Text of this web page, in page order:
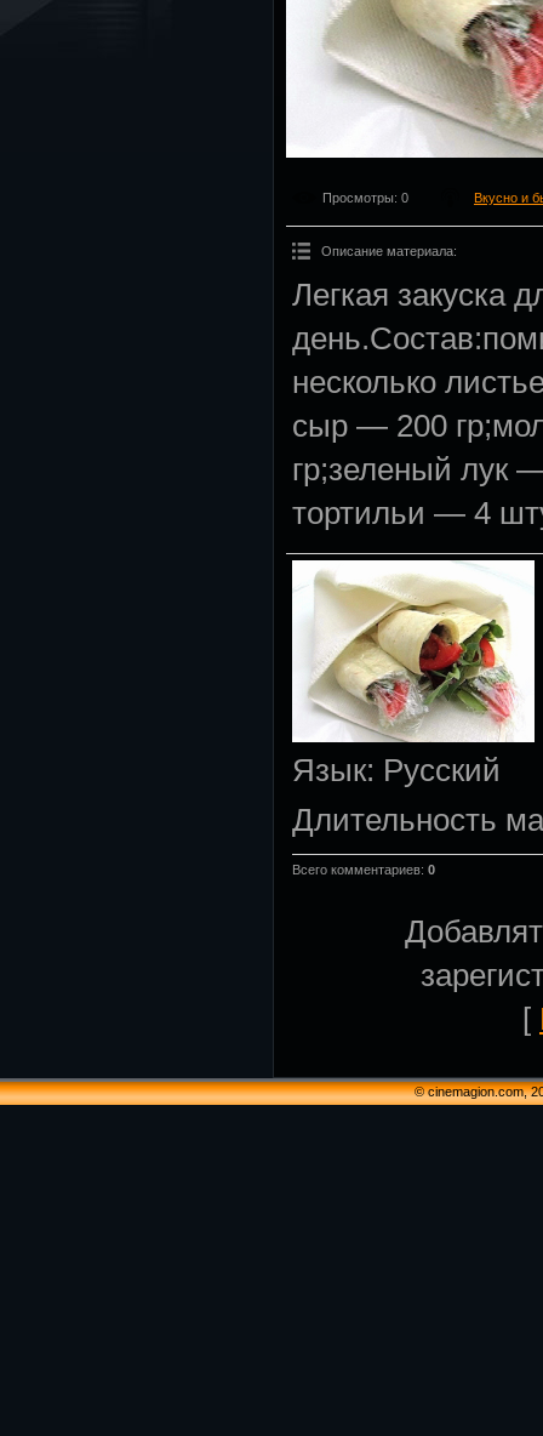
Просмотры: 0 Вкусно и
Описание материала:
Легкая закуска
несколько
сыр — 200
гр;зеленый лук
тортильи — 4
Язык: Русский
Длительность
Всего комментариев: 0
[
© cinemagion.com,